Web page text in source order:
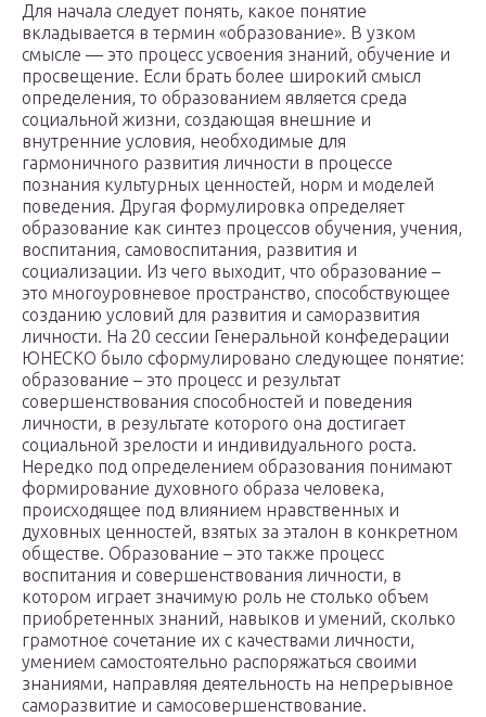
Для начала следует понять, какое понятие
вкладывается в термин «образование». В узком
смысле — это процесс усвоения знаний, обучение и
просвещение. Если брать более широкий смысл
определения, то образованием является среда
социальной жизни, создающая внешние и
внутренние условия, необходимые для
гармоничного развития личности в процессе
познания культурных ценностей, норм и моделей
поведения. Другая формулировка определяет
образование как синтез процессов обучения, учения,
воспитания, самовоспитания, развития и
социализации. Из чего выходит, что образование –
это многоуровневое пространство, способствующее
созданию условий для развития и саморазвития
личности. На 20 сессии Генеральной конфедерации
ЮНЕСКО было сформулировано следующее понятие:
образование – это процесс и результат
совершенствования способностей и поведения
личности, в результате которого она достигает
социальной зрелости и индивидуального роста.
Нередко под определением образования понимают
формирование духовного образа человека,
происходящее под влиянием нравственных и
духовных ценностей, взятых за эталон в конкретном
обществе. Образование – это также процесс
воспитания и совершенствования личности, в
котором играет значимую роль не столько объем
приобретенных знаний, навыков и умений, сколько
грамотное сочетание их с качествами личности,
умением самостоятельно распоряжаться своими
знаниями, направляя деятельность на непрерывное
саморазвитие и самосовершенствование.